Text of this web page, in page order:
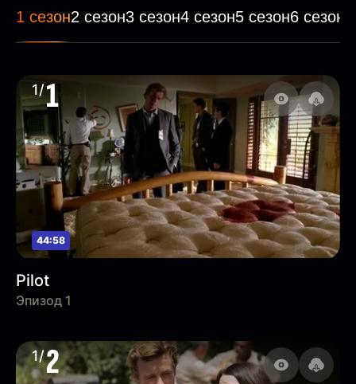
1 сезон2 сезон3 сезон4 сезон5 сезон6 сезон
1/1
44:58
Pilot
Эпизод 1
1/2